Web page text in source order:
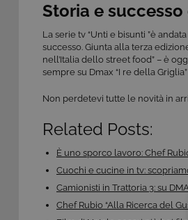
Storia e
La serie tv “Unti e bisunti ”è
successo. Giunta alla terza
nell’Italia dello street food” – è
sempre su Dmax “I re della
Non perdetevi tutte le novità in
Related Posts:
È uno sporco lavoro: Chef
Cuochi e cucine in tv:
Camionisti in Trattoria 3: su
Chef Rubio “Alla Ricerca del